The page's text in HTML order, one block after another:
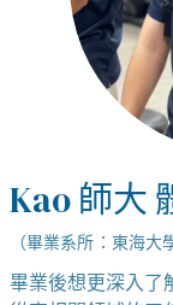
Kao 師大
（畢業系所：東海大
畢業後想更深入了